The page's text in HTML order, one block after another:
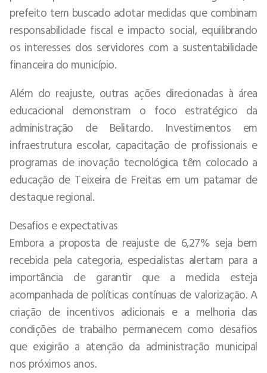
prefeito tem buscado adotar medidas que combinam
responsabilidade fiscal e impacto social, equilibrando
os interesses dos servidores com a sustentabilidade
financeira do município.
Além do reajuste, outras ações direcionadas à área
educacional demonstram o foco estratégico da
administração de Belitardo. Investimentos em
infraestrutura escolar, capacitação de profissionais e
programas de inovação tecnológica têm colocado a
educação de Teixeira de Freitas em um patamar de
destaque regional.
Desafios e expectativas
Embora a proposta de reajuste de 6,27% seja bem
recebida pela categoria, especialistas alertam para a
importância de garantir que a medida esteja
acompanhada de políticas contínuas de valorização. A
criação de incentivos adicionais e a melhoria das
condições de trabalho permanecem como desafios
que exigirão a atenção da administração municipal
nos próximos anos.